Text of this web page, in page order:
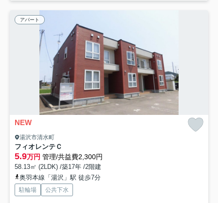
アパート
NEW
湯沢市清水町
フィオレンテＣ
5.9万円 管理/共益費2,300円
58.13㎡ (2LDK) /築17年 /2階建
奥羽本線「湯沢」駅 徒歩7分
駐輪場 公共下水